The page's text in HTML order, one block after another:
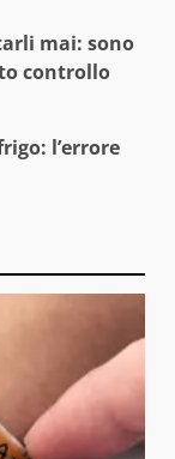
mai: sono
controllo
l’errore